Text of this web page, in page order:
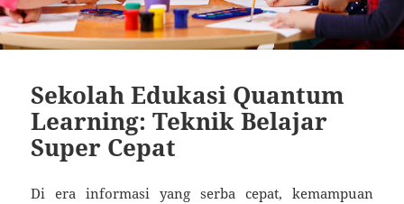
Sekolah Edukasi Quantum
Learning: Teknik Belajar
Super Cepat
Di era informasi yang serba cepat, kemampuan